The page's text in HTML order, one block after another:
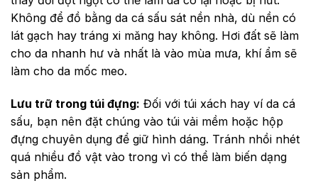
Không để đồ bằng da cá sấu sát nền nhà, dù nền có
lát gạch hay tráng xi măng hay không. Hơi đất sẽ làm
cho da nhanh hư và nhất là vào mùa mưa, khí ẩm sẽ
làm cho da mốc meo.
Lưu trữ trong túi đựng: Đối với túi xách hay ví da cá
sấu, bạn nên đặt chúng vào túi vải mềm hoặc hộp
đựng chuyên dụng để giữ hình dáng. Tránh nhồi nhét
quá nhiều đồ vật vào trong vì có thể làm biến dạng
sản phẩm.